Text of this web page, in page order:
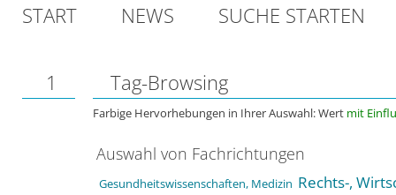
START NEWS SUCHE STARTEN
1 Tag-Browsing
Farbige Hervorhebungen in Ihrer Auswahl: Wert mit
Auswahl von Fachrichtungen
Gesundheitswissenschaften, Medizin Rechts-,